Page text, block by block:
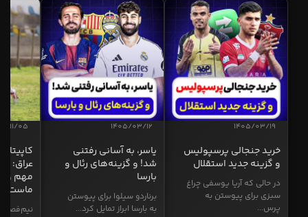
1405/03/19
خرید جنجالی پرسپولیس
و گزینه جدید استقلال
در حالی که آریا یوسفی چراغ
سبزی برای پیوستن به
پرس...
1405/03/12
یاسر، به آسانی رفتنی
شد! و گزینه‌های رئال و
بارسا
برناردو سیلوا برای پیوستن
به بارسا ابراز تمایل کرد...
11/05
عراق:
مهم و
ماست
نیم‌فصل